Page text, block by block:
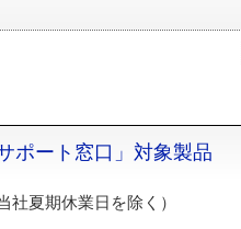
ポート窓口」対象製品
社夏期休業日を除く）